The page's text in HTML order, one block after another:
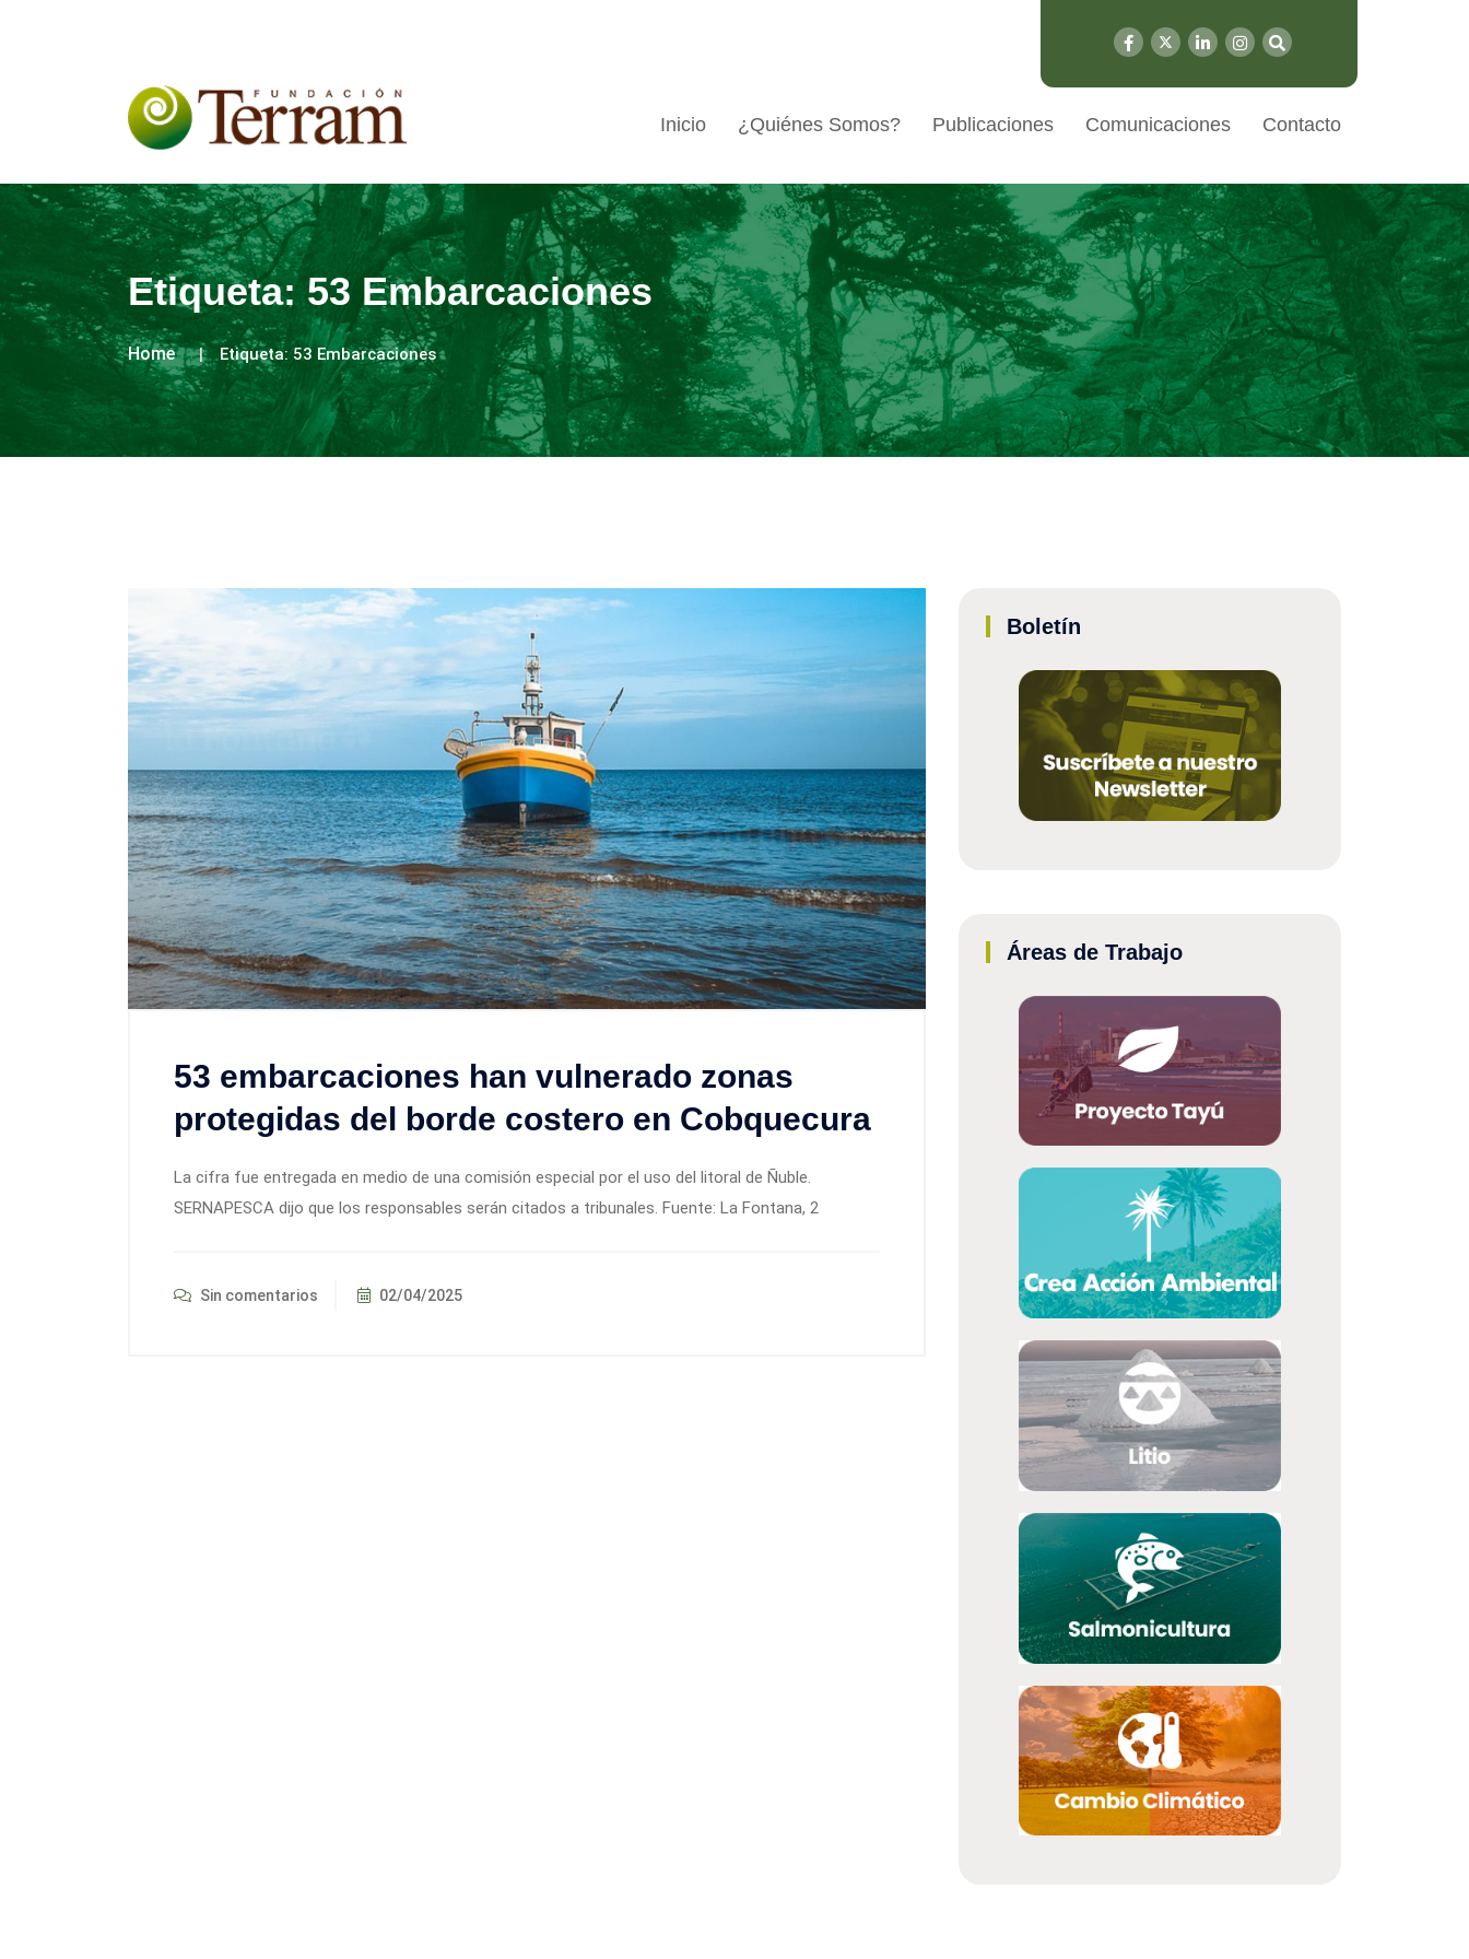
Inicio ¿Quiénes Somos? Publicaciones Comunicaciones Contacto
Etiqueta:53 Embarcaciones
Home Etiqueta:53 Embarcaciones
53 embarcaciones han vulnerado zonas
protegidas del borde costero en Cobquecura
La cifra fue entregada en medio de una comisión especial por el uso del litoral de Ñuble.
SERNAPESCA dijo que los responsables serán citados a tribunales. Fuente: La Fontana, 2
Sin comentarios 02/04/2025
Boletín
Áreas de Trabajo